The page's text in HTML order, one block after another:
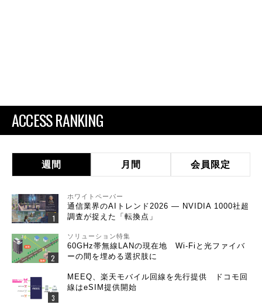
ACCESS RANKING
週間 月間 会員限定
ホワイトペーパー
通信業界のAIトレンド2026 ― NVIDIA 1000社超
調査が捉えた「転換点」
ソリューション特集
60GHz帯無線LANの現在地 Wi-Fiと光ファイバ
ーの間を埋める選択肢に
MEEQ、楽天モバイル回線を先行提供 ドコモ回
線はeSIM提供開始